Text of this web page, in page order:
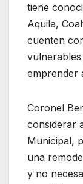
tiene
Aquila,
cuenten
emprender
Coronel
considerar
Municipal,
una
y no